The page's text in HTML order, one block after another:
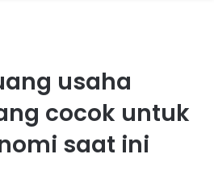
usaha
cocok untuk
saat ini